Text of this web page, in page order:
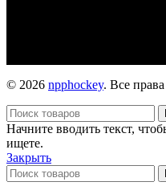
© 2026 npphockey. Все
Начните вводить текст,
ищете.
Закрыть